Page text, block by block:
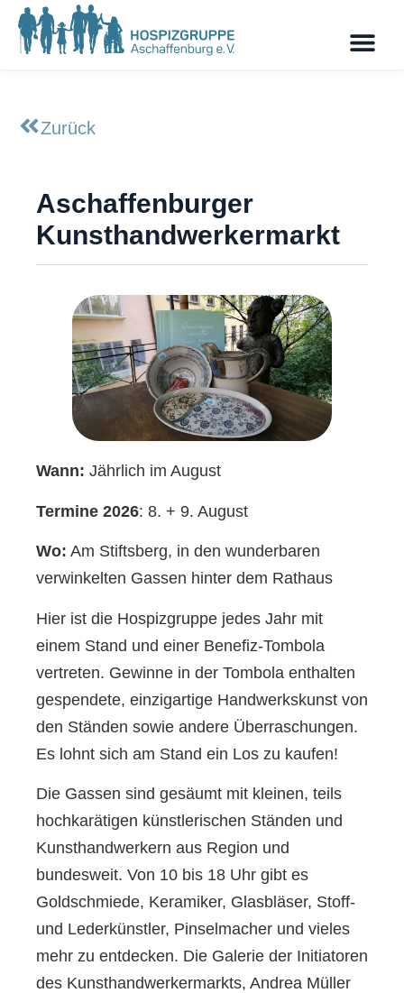
Zurück
Aschaffenburger
Kunsthandwerkermarkt
Wann: Jährlich im August
Termine 2026: 8. + 9. August
Wo: Am Stiftsberg, in den wunderbaren
verwinkelten Gassen hinter dem Rathaus
Hier ist die Hospizgruppe jedes Jahr mit
einem Stand und einer Benefiz-Tombola
vertreten. Gewinne in der Tombola enthalten
gespendete, einzigartige Handwerkskunst von
den Ständen sowie andere Überraschungen.
Es lohnt sich am Stand ein Los zu kaufen!
Die Gassen sind gesäumt mit kleinen, teils
hochkarätigen künstlerischen Ständen und
Kunsthandwerkern aus Region und
bundesweit. Von 10 bis 18 Uhr gibt es
Goldschmiede, Keramiker, Glasbläser, Stoff-
und Lederkünstler, Pinselmacher und vieles
mehr zu entdecken. Die Galerie der Initiatoren
des Kunsthandwerkermarkts, Andrea Müller